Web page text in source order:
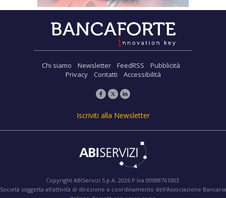
Chi siamo Newsletter FeedRSS
Pubblicità
Privacy
Contatti Accessibilità
Iscriviti alla Newsletter
Copyright ABIServizi S.p.A. 2026 P.Iva 00988761003.
Società soggetta all'attività di direzione e coordinamento dell'Associazione Bancaria